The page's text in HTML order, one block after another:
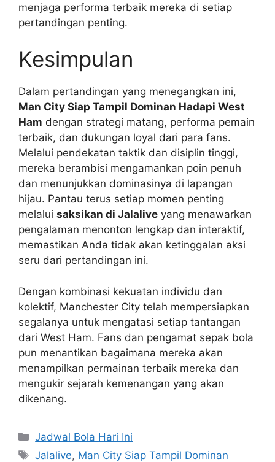
menjaga performa terbaik mereka di setiap
pertandingan penting.
Kesimpulan
Dalam pertandingan yang menegangkan ini,
Man City Siap Tampil Dominan Hadapi West
Ham dengan strategi matang, performa pemain
terbaik, dan dukungan loyal dari para fans.
Melalui pendekatan taktik dan disiplin tinggi,
mereka berambisi mengamankan poin penuh
dan menunjukkan dominasinya di lapangan
hijau. Pantau terus setiap momen penting
melalui saksikan di Jalalive yang menawarkan
pengalaman menonton lengkap dan interaktif,
memastikan Anda tidak akan ketinggalan aksi
seru dari pertandingan ini.
Dengan kombinasi kekuatan individu dan
kolektif, Manchester City telah mempersiapkan
segalanya untuk mengatasi setiap tantangan
dari West Ham. Fans dan pengamat sepak bola
pun menantikan bagaimana mereka akan
menampilkan permainan terbaik mereka dan
mengukir sejarah kemenangan yang akan
dikenang.
Categories
Jadwal Bola Hari Ini
Tags
Jalalive, Man City Siap Tampil Dominan